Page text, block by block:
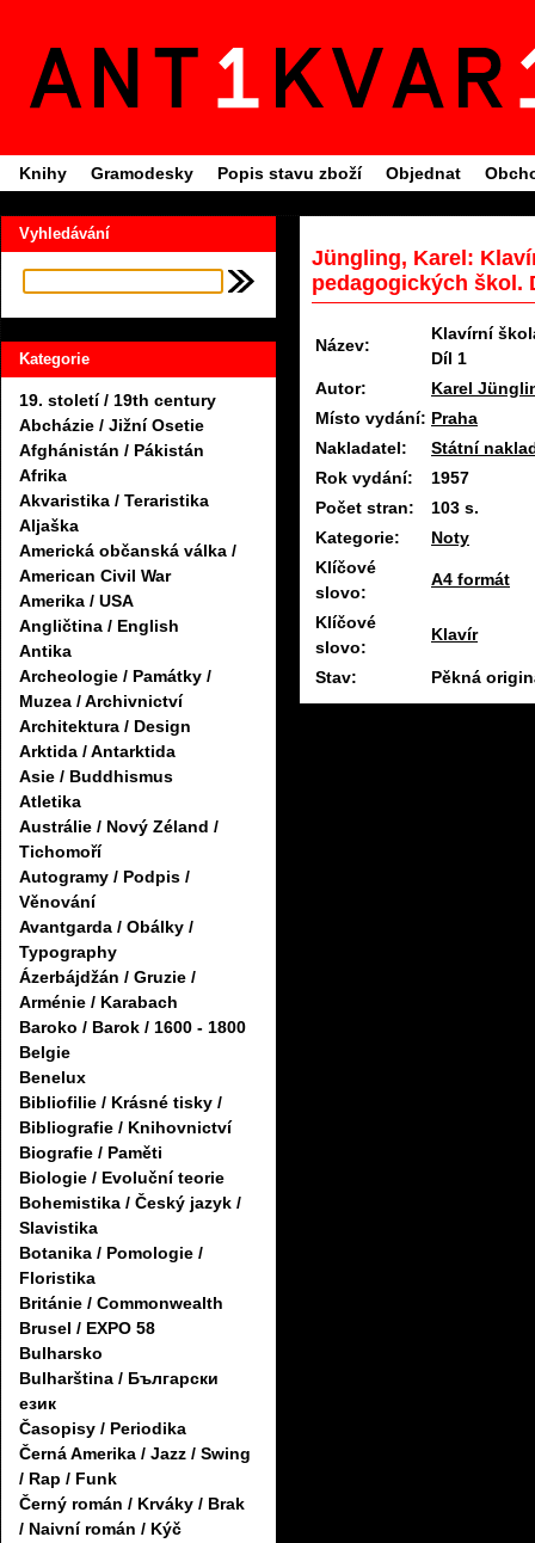
Knihy Gramodesky Popis stavu zboží Objednat
Vyhledávání
Kategorie
19. století / 19th century
Abcházie / Jižní Osetie
Afghánistán / Pákistán
Afrika
Akvaristika / Teraristika
Aljaška
Americká občanská válka /
American Civil War
Amerika / USA
Angličtina / English
Antika
Archeologie / Památky /
Muzea / Archivnictví
Architektura / Design
Arktida / Antarktida
Asie / Buddhismus
Atletika
Austrálie / Nový Zéland /
Tichomoří
Autogramy / Podpis /
Věnování
Avantgarda / Obálky /
Typography
Ázerbájdžán / Gruzie /
Arménie / Karabach
Baroko / Barok / 1600 - 1800
Belgie
Benelux
Bibliofilie / Krásné tisky /
Bibliografie / Knihovnictví
Biografie / Paměti
Biologie / Evoluční teorie
Bohemistika / Český jazyk /
Slavistika
Botanika / Pomologie /
Floristika
Británie / Commonwealth
Brusel / EXPO 58
Bulharsko
Bulharština / Български
език
Časopisy / Periodika
Černá Amerika / Jazz / Swing
/ Rap / Funk
Černý román / Krváky / Brak
/ Naivní román / Kýč
Jüngling, Karel:
pedagogických škol.
Název:
Klavírní
Díl 1
Autor:
Karel
Místo vydání: Praha
Nakladatel:
Státní
Rok vydání:
1957
Počet stran:
103 s.
Kategorie:
Noty
Klíčové
slovo:
A4 formát
Klíčové
slovo:
Klavír
Stav: Pěkná